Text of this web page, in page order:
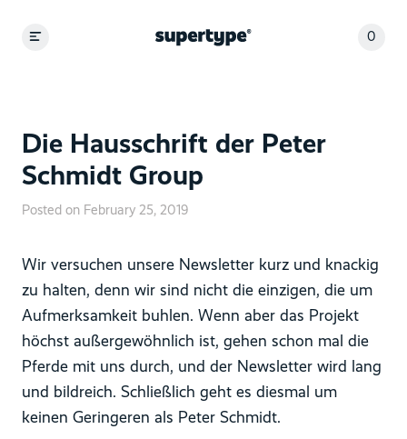
0
Die Hausschrift der Peter
Schmidt Group
Posted on February 25, 2019
Wir versuchen unsere Newsletter kurz und knackig
zu halten, denn wir sind nicht die einzigen, die um
Aufmerksamkeit buhlen. Wenn aber das Projekt
höchst außergewöhnlich ist, gehen schon mal die
Pferde mit uns durch, und der Newsletter wird lang
und bildreich. Schließlich geht es diesmal um
keinen Geringeren als Peter Schmidt.